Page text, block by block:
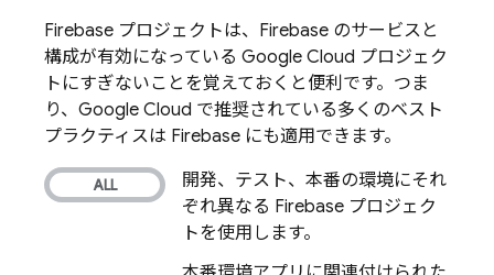
Firebase プロジェクトは、Firebase のサービスと
構成が有効になっている Google Cloud プロジェク
トにすぎないことを覚えておくと便利です。つま
り、Google Cloud で推奨されている多くのベスト
プラクティスは Firebase にも適用できます。
開発、テスト、本番の環境にそれ
ぞれ異なる Firebase プロジェク
トを使用します。